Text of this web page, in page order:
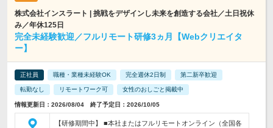
株式会社インスラート | 挑戦をデザインし未来を創造する会社／土日祝休
み／年休125日
完全未経験歓迎／フルリモート研修3ヵ月【Webクリエイタ
ー】
正社員 職種・業種未経験OK 完全週休2日制 第二新卒歓迎
転勤なし リモートワーク可 女性のおしごと掲載中
情報更新日：2026/08/04 終了予定日：2026/10/05
【研修期間中】 ■本社またはフルリモートオンライン（全国各